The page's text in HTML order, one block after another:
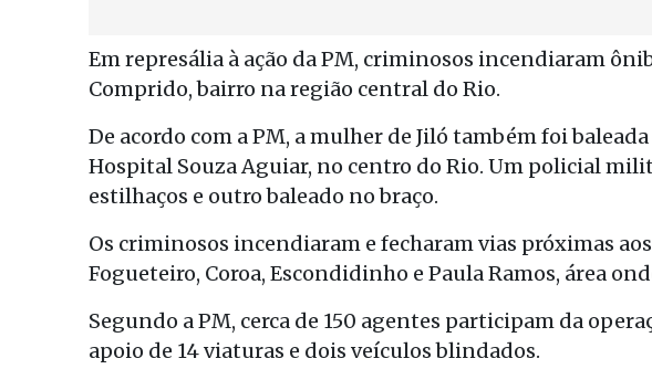
Em represália à ação da PM, criminosos incendiaram
Comprido, bairro na região central do Rio.
De acordo com a PM, a mulher de Jiló também foi
Hospital Souza Aguiar, no centro do Rio. Um policial
estilhaços e outro baleado no braço.
Os criminosos incendiaram e fecharam vias próximas
Fogueteiro, Coroa, Escondidinho e Paula Ramos, área
Segundo a PM, cerca de 150 agentes participam da
apoio de 14 viaturas e dois veículos blindados.